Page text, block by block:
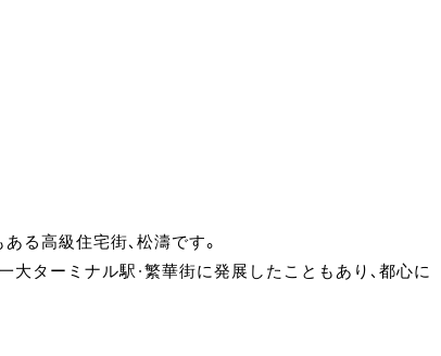
る高級住宅街、松濤です。
ターミナル駅・繁華街に発展したこともあり、都心に